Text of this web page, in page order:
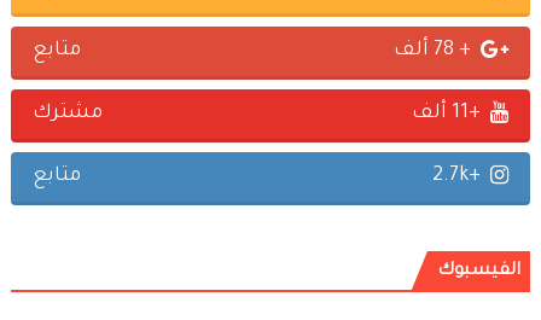
+ 78 ألف متابع
+11 ألف مشترك
+2.7k متابع
الفيسبوك